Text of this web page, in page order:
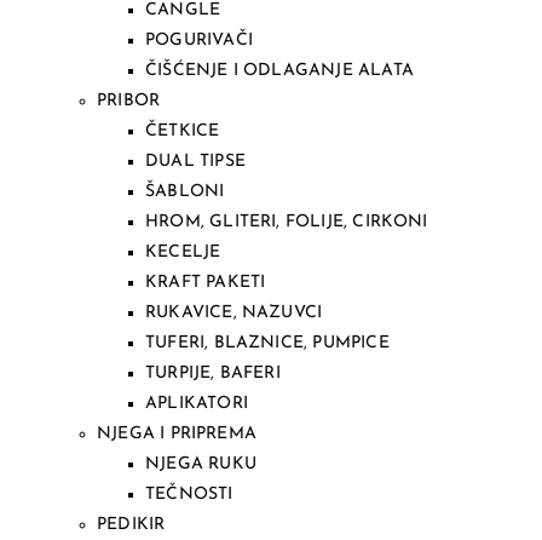
CANGLE
POGURIVAČI
ČIŠĆENJE I ODLAGANJE ALATA
PRIBOR
ČETKICE
DUAL TIPSE
ŠABLONI
HROM, GLITERI, FOLIJE, CIRKONI
KECELJE
KRAFT PAKETI
RUKAVICE, NAZUVCI
TUFERI, BLAZNICE, PUMPICE
TURPIJE, BAFERI
APLIKATORI
NJEGA I PRIPREMA
NJEGA RUKU
TEČNOSTI
PEDIKIR